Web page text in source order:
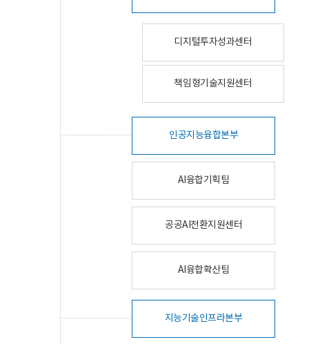
디지털투자성과센터
책임형기술지원센터
인공지능융합본부
AI융합기획팀
공공AI전환지원센터
AI융합확산팀
지능기술인프라본부